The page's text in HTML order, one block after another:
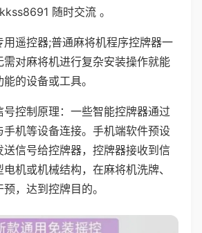
随时交流 。
用遥控器;普通麻将机程序控牌器一
对麻将机进行复杂安装操作就能
的设备或工具。
号控制原理：一些智能控牌器通过
手机等设备连接。手机端软件预设
信号给控牌器，控牌器接收到信
机或机械结构，在麻将机洗牌、
，达到控牌目的。